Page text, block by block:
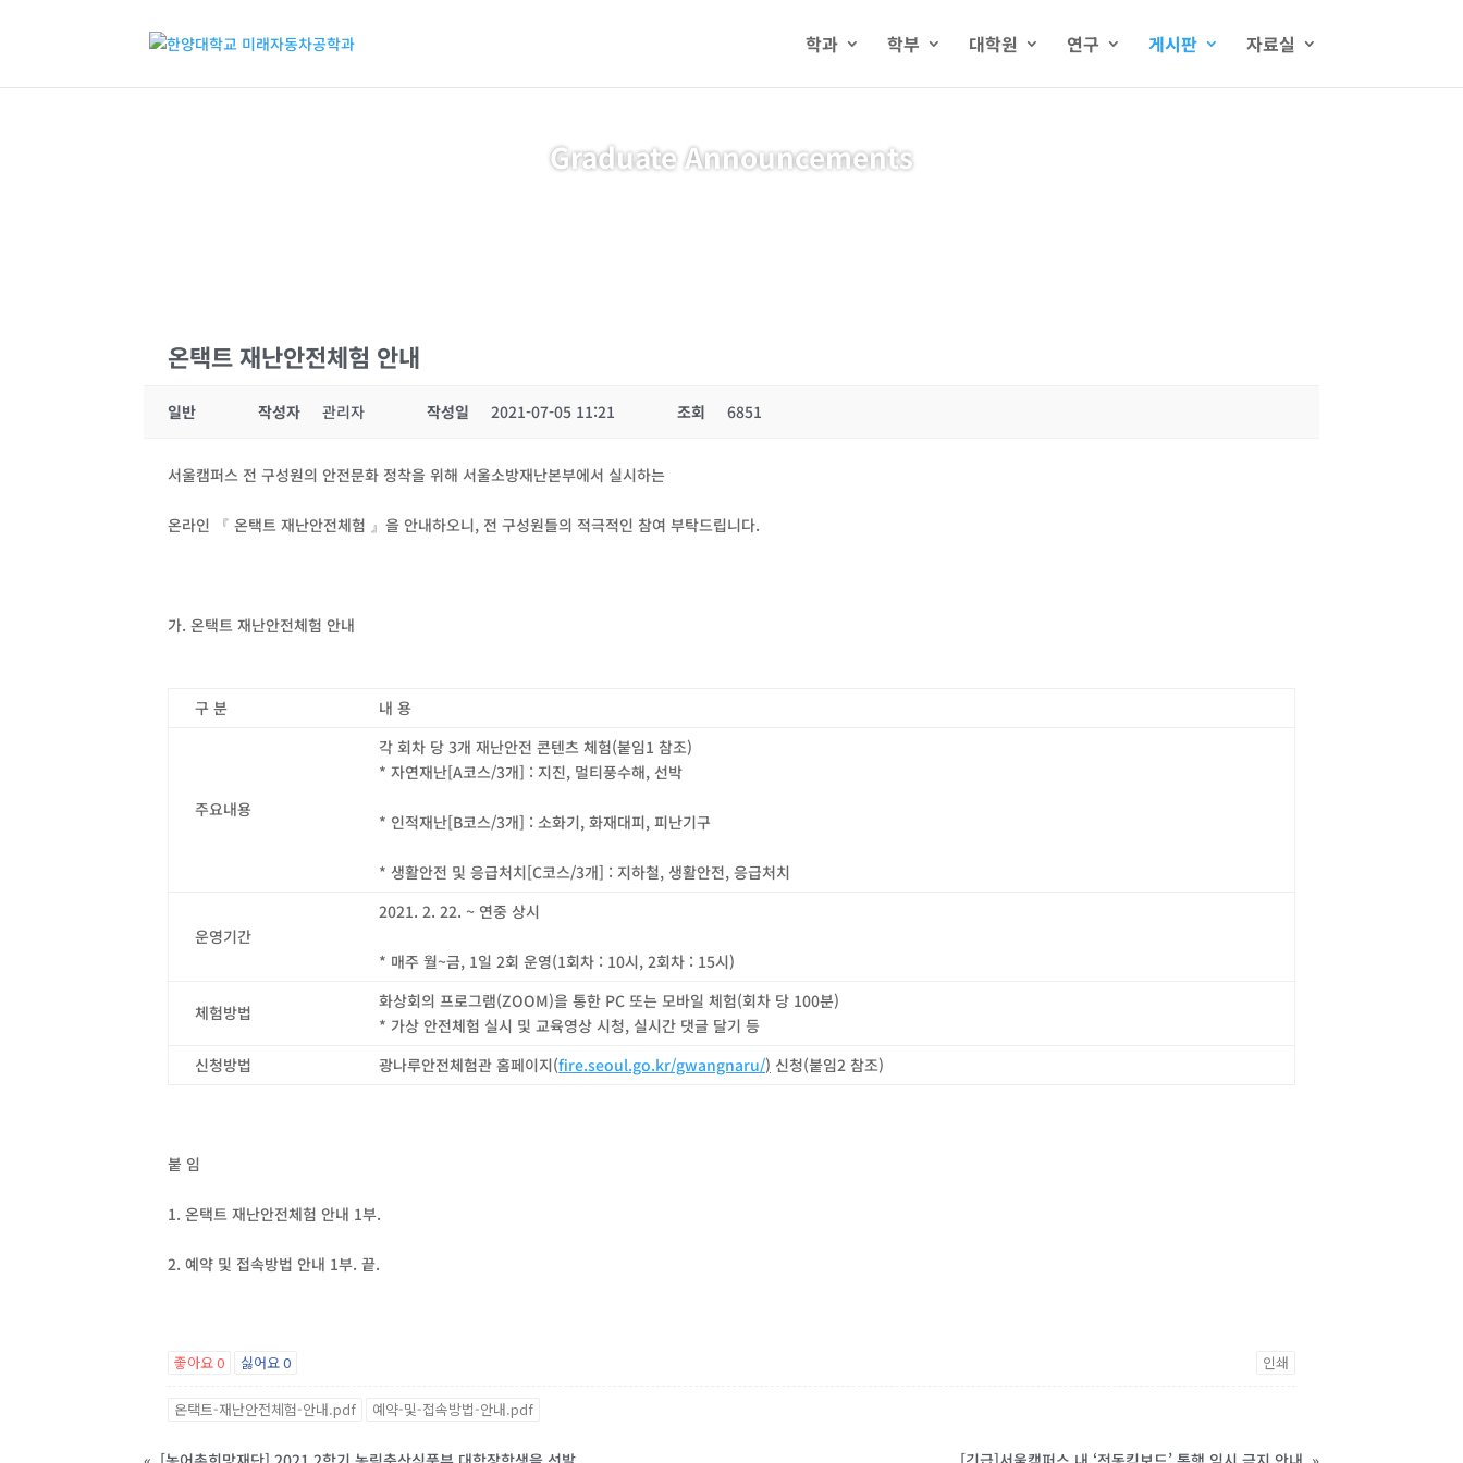
학과 학부 대학원 연구 게시판 자료실
Graduate Announcements
온택트 재난안전체험 안내
일반 작성자 관리자 작성일 2021-07-05 11:21 조회 6851
서울캠퍼스 전 구성원의 안전문화 정착을 위해 서울소방재난본부에서 실시하는
온라인 『 온택트 재난안전체험 』을 안내하오니, 전 구성원들의 적극적인 참여 부탁드립니다.
가. 온택트 재난안전체험 안내
구 분 내 용
주요내용
각 회차 당 3개 재난안전 콘텐츠 체험(붙임1 참조)
* 자연재난[A코스/3개] : 지진, 멀티풍수해, 선박
* 인적재난[B코스/3개] : 소화기, 화재대피, 피난기구
* 생활안전 및 응급처치[C코스/3개] : 지하철, 생활안전, 응급처치
운영기간
2021. 2. 22. ~ 연중 상시
* 매주 월~금, 1일 2회 운영(1회차 : 10시, 2회차 : 15시)
체험방법
화상회의 프로그램(ZOOM)을 통한 PC 또는 모바일 체험(회차 당 100분)
* 가상 안전체험 실시 및 교육영상 시청, 실시간 댓글 달기 등
신청방법
광나루안전체험관 홈페이지(fire.seoul.go.kr/gwangnaru/) 신청(붙임2 참조)
붙 임
1. 온택트 재난안전체험 안내 1부.
2. 예약 및 접속방법 안내 1부. 끝.
좋아요0 싫어요0 인쇄
온택트-재난안전체험-안내.pdf 예약-및-접속방법-안내.pdf